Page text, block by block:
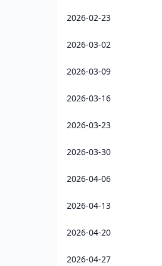
2026-02-23
2026-03-02
2026-03-09
2026-03-16
2026-03-23
2026-03-30
2026-04-06
2026-04-13
2026-04-20
2026-04-27